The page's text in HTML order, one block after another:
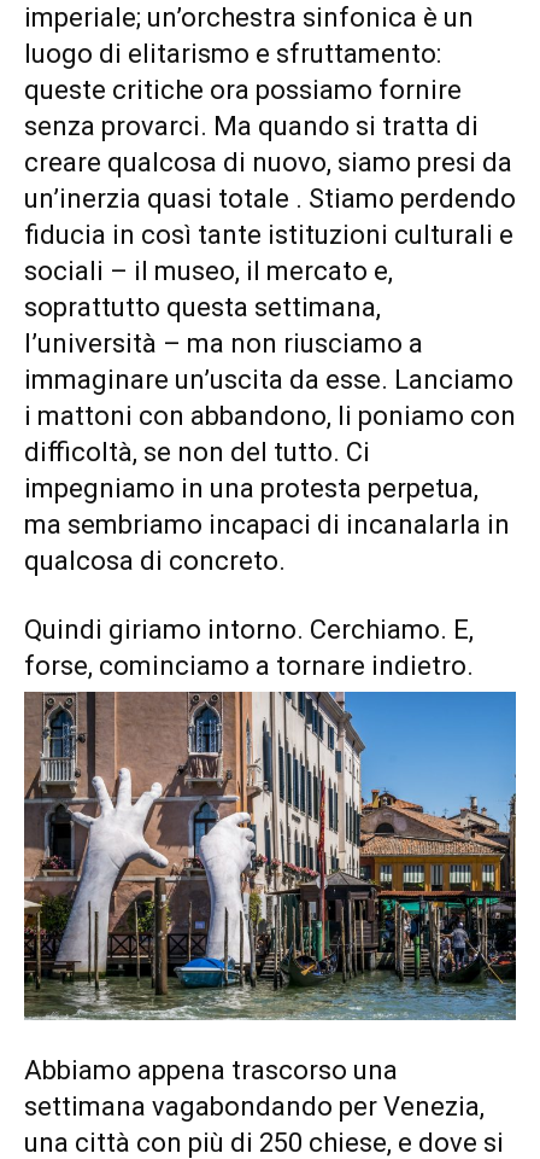
imperiale; un’orchestra sinfonica è un
luogo di elitarismo e sfruttamento:
queste critiche ora possiamo fornire
senza provarci. Ma quando si tratta di
creare qualcosa di nuovo, siamo presi da
un’inerzia quasi totale . Stiamo perdendo
fiducia in così tante istituzioni culturali e
sociali – il museo, il mercato e,
soprattutto questa settimana,
l’università – ma non riusciamo a
immaginare un’uscita da esse. Lanciamo
i mattoni con abbandono, li poniamo con
difficoltà, se non del tutto. Ci
impegniamo in una protesta perpetua,
ma sembriamo incapaci di incanalarla in
qualcosa di concreto.
Quindi giriamo intorno. Cerchiamo. E,
forse, cominciamo a tornare indietro.
Abbiamo appena trascorso una
settimana vagabondando per Venezia,
una città con più di 250 chiese, e dove si